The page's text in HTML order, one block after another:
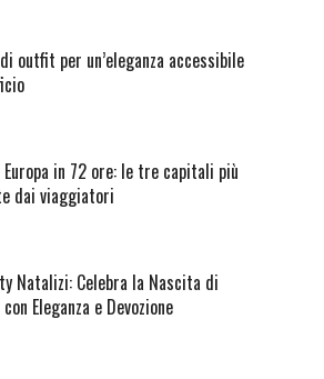
outfit per un’eleganza accessibile
Europa in 72 ore: le tre capitali più
dai viaggiatori
Natalizi: Celebra la Nascita di
con Eleganza e Devozione